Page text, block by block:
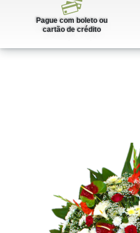
Pague com boleto ou
cartão de crédito